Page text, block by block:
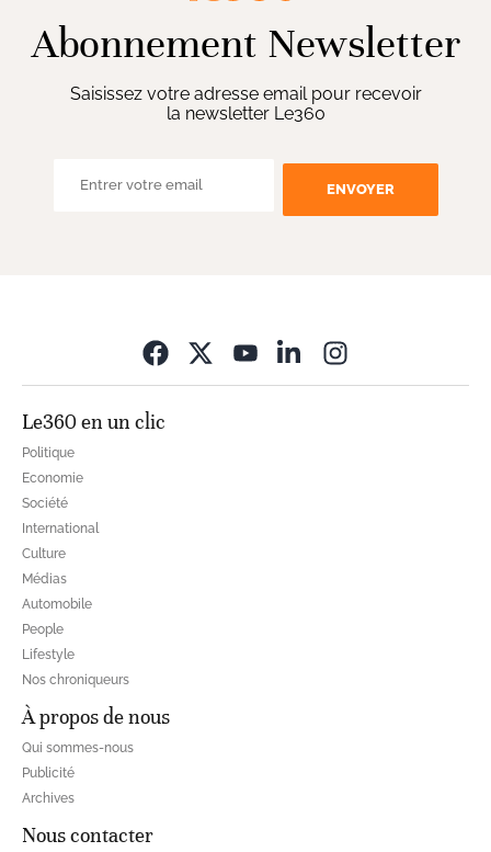
Abonnement Newsletter
Saisissez votre adresse email pour recevoir
la newsletter Le360
ENVOYER
Le360 en un clic
Politique
Economie
Société
International
Culture
Médias
Automobile
People
Lifestyle
Nos chroniqueurs
À propos de nous
Qui sommes-nous
Publicité
Archives
Nous contacter